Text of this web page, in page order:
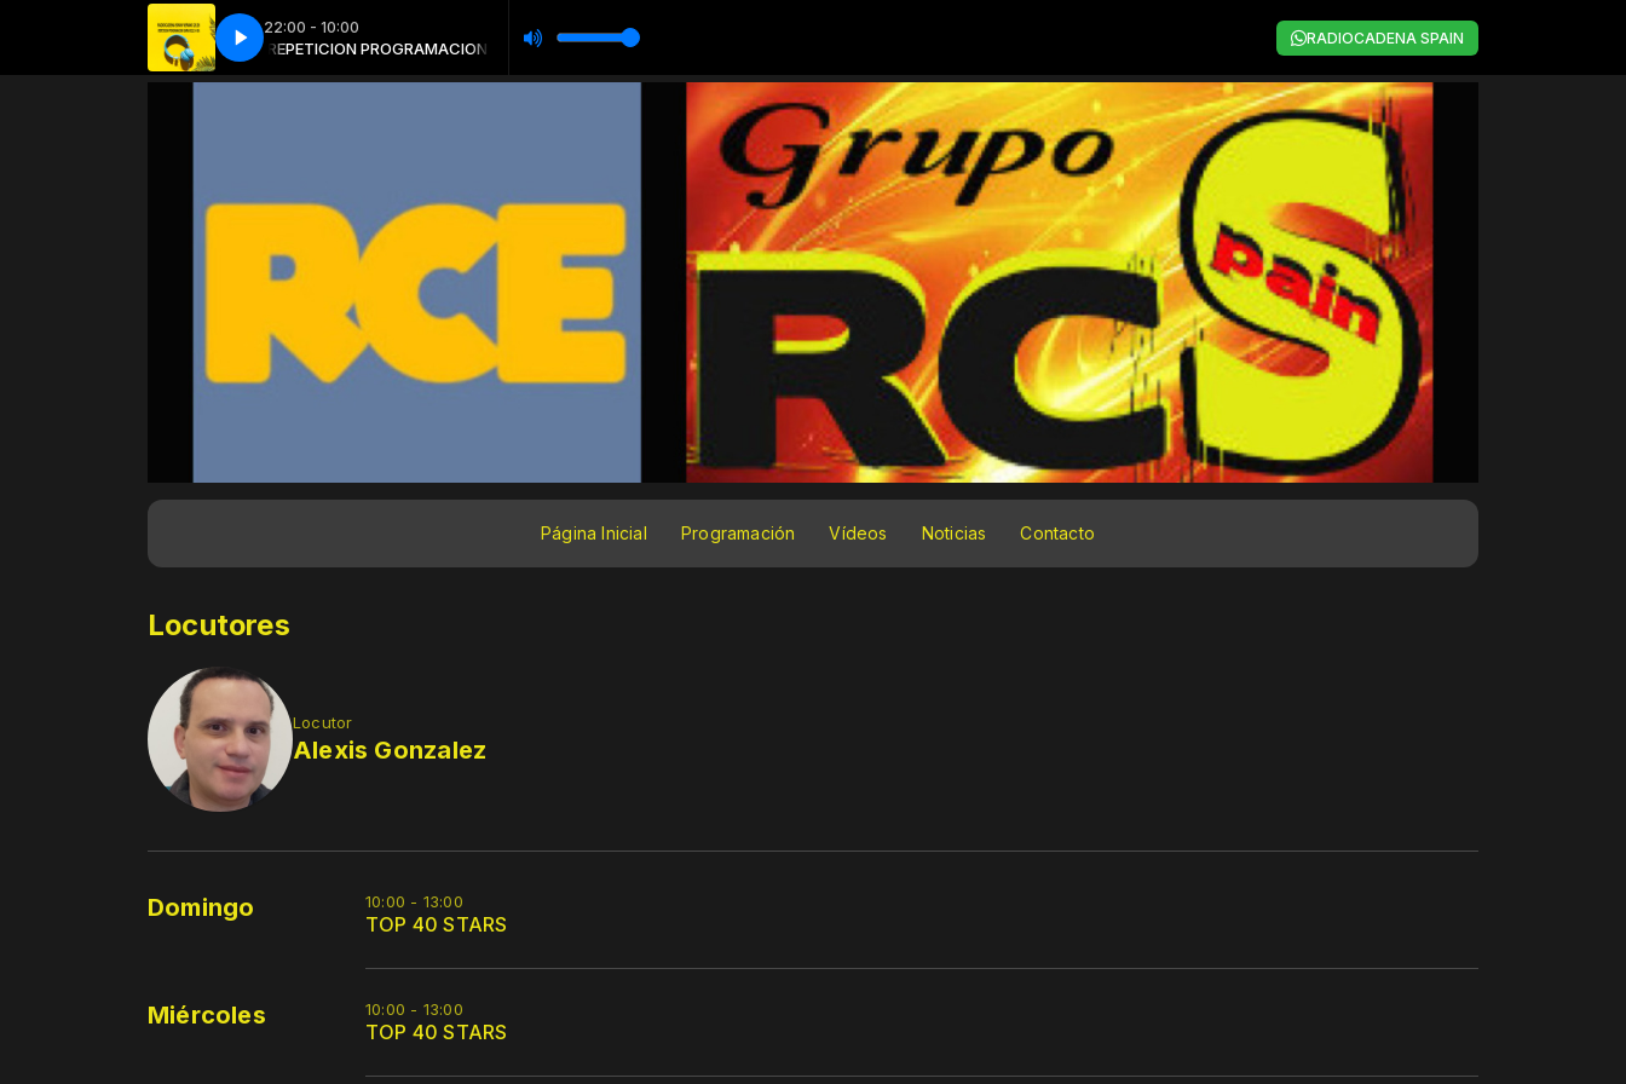
22:00 - 10:00
PROGRAMACION DIARIA REPETICION PROGRAMACION DIARIA
RADIOCADENA SPAIN
Página Inicial Programación Vídeos Noticias Contacto
Locutores
Locutor
Alexis Gonzalez
Domingo 10:00 - 13:00
TOP 40 STARS
Miércoles 10:00 - 13:00
TOP 40 STARS